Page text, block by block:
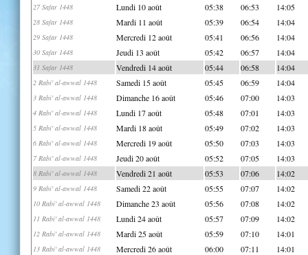
27 Safar 1448 Lundi 10 août 05:38 06:53 14:05
28 Safar 1448 Mardi 11 août 05:39 06:54 14:04
29 Safar 1448 Mercredi 12 août 05:41 06:56 14:04
30 Safar 1448 Jeudi 13 août 05:42 06:57 14:04
31 Safar 1448 Vendredi 14 août 05:44 06:58 14:04
2 Rabi' al-awwal 1448 Samedi 15 août 05:45 06:59 14:04
3 Rabi' al-awwal 1448 Dimanche 16 août 05:46 07:00 14:03
4 Rabi' al-awwal 1448 Lundi 17 août 05:48 07:01 14:03
5 Rabi' al-awwal 1448 Mardi 18 août 05:49 07:02 14:03
6 Rabi' al-awwal 1448 Mercredi 19 août 05:50 07:03 14:03
7 Rabi' al-awwal 1448 Jeudi 20 août 05:52 07:05 14:03
8 Rabi' al-awwal 1448 Vendredi 21 août 05:53 07:06 14:02
9 Rabi' al-awwal 1448 Samedi 22 août 05:55 07:07 14:02
10 Rabi' al-awwal 1448 Dimanche 23 août 05:56 07:08 14:02
11 Rabi' al-awwal 1448 Lundi 24 août 05:57 07:09 14:02
12 Rabi' al-awwal 1448 Mardi 25 août 05:59 07:10 14:01
13 Rabi' al-awwal 1448 Mercredi 26 août 06:00 07:11 14:01